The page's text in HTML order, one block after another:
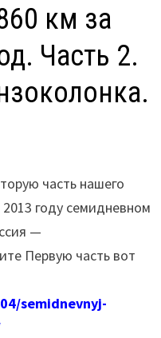
км за
Часть 2.
часть нашего
году семидневном
—
Первую часть вот
semidnevnyj-